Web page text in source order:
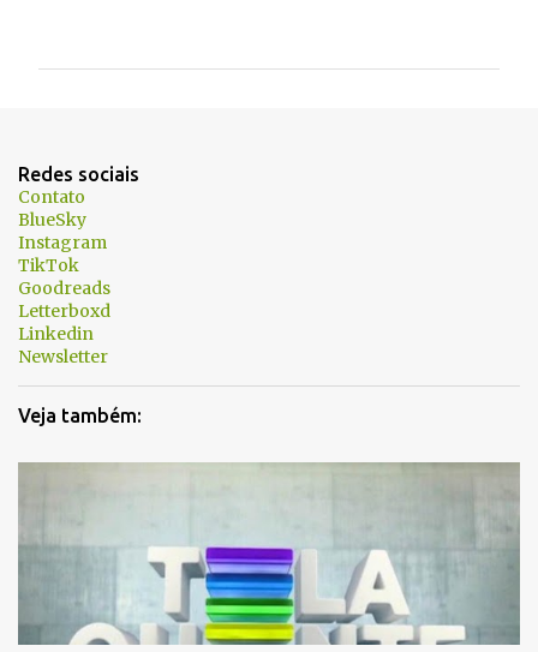
á
r
i
o
s
Redes sociais
Contato
BlueSky
Instagram
TikTok
Goodreads
Letterboxd
Linkedin
Newsletter
Veja também: